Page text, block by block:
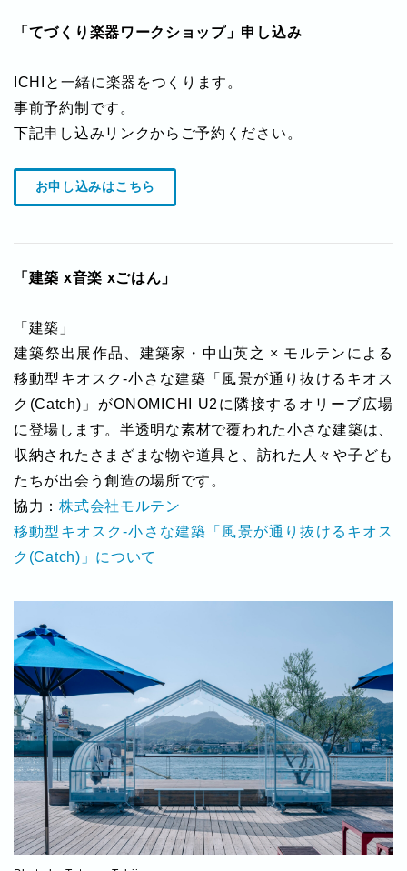
「てづくり楽器ワークショップ」申し込み
ICHIと一緒に楽器をつくります。
事前予約制です。
下記申し込みリンクからご予約ください。
お申し込みはこちら
「建築 x音楽 xごはん」
「建築」
建築祭出展作品、建築家・中山英之 × モルテンによる
移動型キオスク-小さな建築「風景が通り抜けるキオス
ク(Catch)」がONOMICHI U2に隣接するオリーブ広場
に登場します。半透明な素材で覆われた小さな建築は、
収納されたさまざまな物や道具と、訪れた人々や子ども
たちが出会う創造の場所です。
協力：株式会社モルテン
移動型キオスク-小さな建築「風景が通り抜けるキオス
ク(Catch)」について